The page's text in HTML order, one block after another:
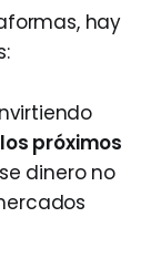
hay
próximos
dinero no